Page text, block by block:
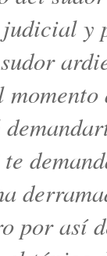
y
por así